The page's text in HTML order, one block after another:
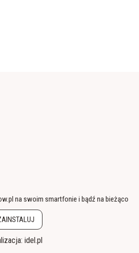
na swoim smartfonie i bądź na bieżąco
idel.pl